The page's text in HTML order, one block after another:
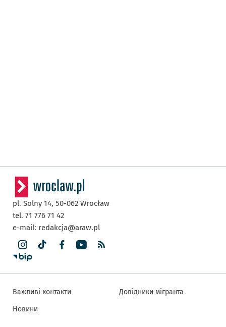
pl. Solny 14, 50-062 Wrocław
tel. 71 776 71 42
e-mail: redakcja@araw.pl
Важливі контакти
Новини
Довідники мігранта